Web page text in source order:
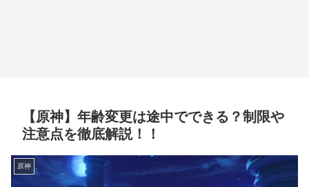
【原神】年齢変更は途中でできる？制限や
注意点を徹底解説！！
原神